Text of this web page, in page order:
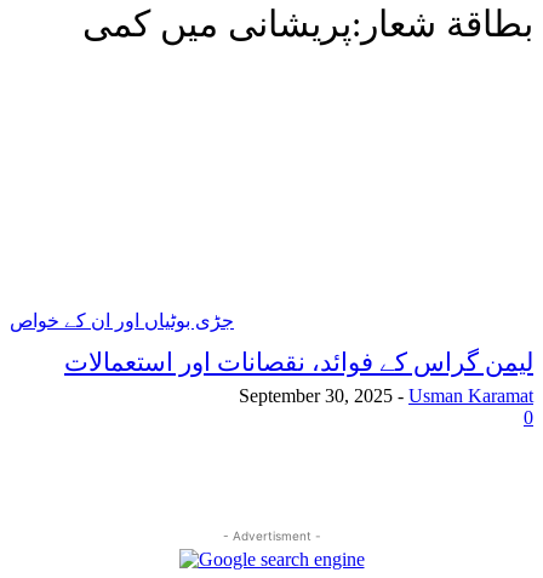
بطاقة شعار:پریشانی میں کمی
جڑی بوٹیاں اور ان کے خواص
لیمن گراس کے فوائد، نقصانات اور استعمالات
Usman Karamat
-
September 30, 2025
0
- Advertisment -